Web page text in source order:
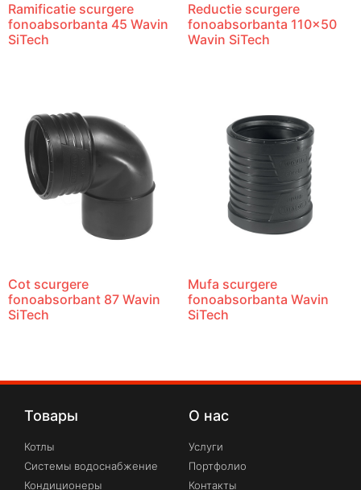
Ramificatie scurgere
fonoabsorbanta 45 Wavin
SiTech
Reductie scurgere
fonoabsorbanta 110×50
Wavin SiTech
Cot scurgere
fonoabsorbant 87 Wavin
SiTech
Mufa scurgere
fonoabsorbanta Wavin
SiTech
Товары
Котлы
Системы водоснабжение
Кондиционеры
О нас
Услуги
Портфолио
Контакты